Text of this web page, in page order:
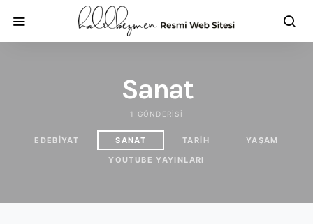
Sanat
1 GÖNDERISI
EDEBIYAT SANAT TARIH
YAŞAM
YOUTUBE YAYINLARI